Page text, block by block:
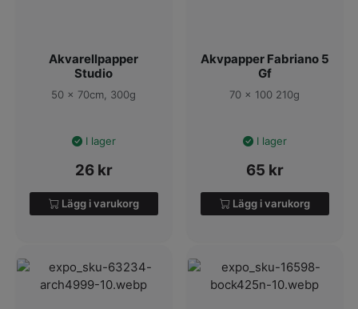
Akvarellpapper
Studio
50 x 70cm, 300g
I lager
26 kr
Lägg i varukorg
Akvpapper Fabriano 5
Gf
70 x 100 210g
I lager
65 kr
Lägg i varukorg